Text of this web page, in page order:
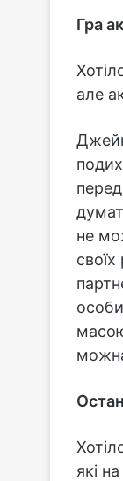
Гра
але
не
які